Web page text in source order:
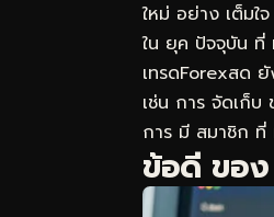
ใหม่ อย่าง เต็มใจ
ใน ยุค ปัจจุบัน ที่
เทรดForexสด
เช่น การ จัดเก็
การ มี สมาชิก
ข้อดี ของ